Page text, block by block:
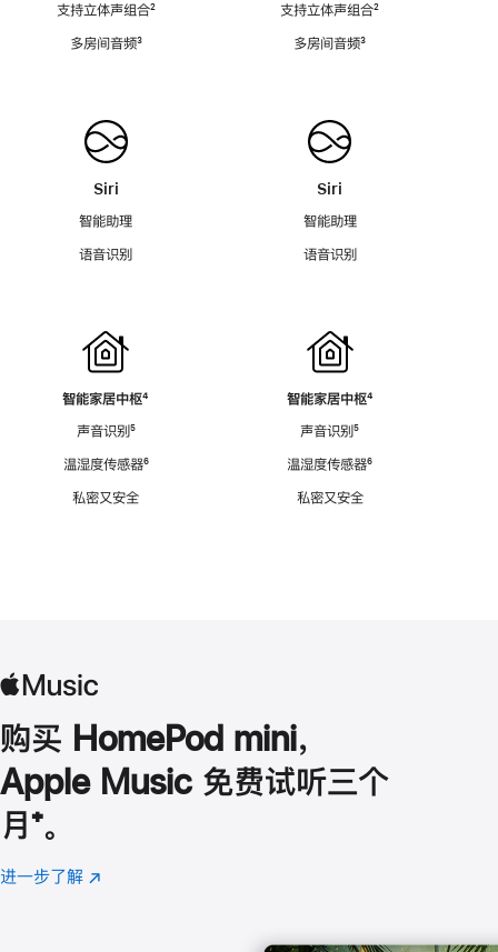
支持立体声组合脚
²
多房间音频脚
³
Siri
智能助理
语音识别
智能家居中枢脚
⁴
声音识别脚
⁵
温湿度传感器脚
⁶
私密又安全
支持立体声组合脚
²
多房间音频脚
³
Siri
智能助理
语音识别
智能家居中枢脚
⁴
声音识别脚
⁵
温湿度传感器脚
⁶
私密又安全
购买 HomePod mini，
Apple Music 免费试听三个
月 脚
注
⁺。
进一步了解 Apple
(在